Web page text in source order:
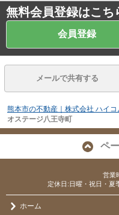
無料会員登録はこち
会員登録
メールで共有する
熊本市の不動産｜株式会社 ハイコ
オステージ八王寺町
ペ
営業
定休日:日曜・祝日・夏
ホーム